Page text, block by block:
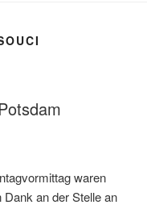
waren
an der Stelle an